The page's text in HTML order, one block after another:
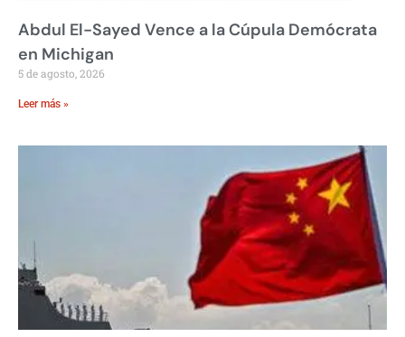
Abdul El-Sayed Vence a la Cúpula Demócrata
en Michigan
5 de agosto, 2026
Leer más »